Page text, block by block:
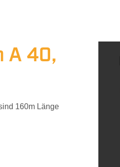
A 40,
160m Länge